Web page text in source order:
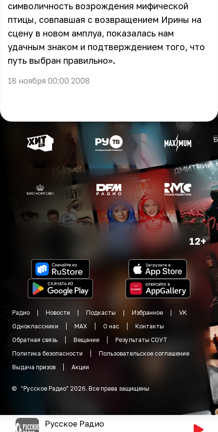
символичность возрождения мифической
птицы, совпавшая с возвращением Ирины на
сцену в новом амплуа, показалась нам
удачным знаком и подтверждением того, что
путь выбран правильно».
18 ноября 00:00 2008
12+
Радио Новости Подкасты Избранное
VK
Одноклассники
MAX О нас
Контакты
Обратная связь
Вещание
Результаты СОУТ
Политика безопасности
Пользовательское соглашение
Выдача призов
Акции
© "Русское Радио" 2026. Все права защищены
Русское Радио